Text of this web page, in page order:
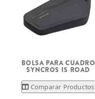
BOLSA PARA CUADRO
SYNCROS IS ROAD
Comparar Productos